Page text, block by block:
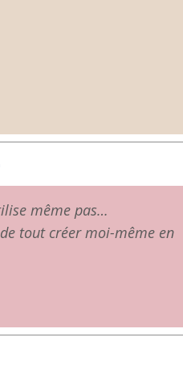
même pas…
tout créer moi-même en